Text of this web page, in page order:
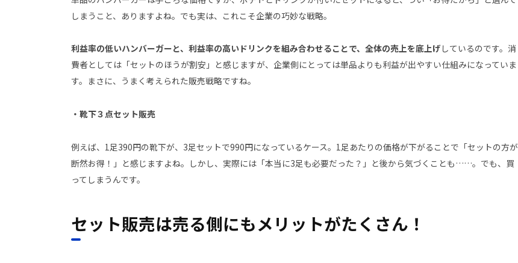
しまうこと、ありますよね。でも実は、これこそ企業の巧妙な戦略。
利益率の低いハンバーガーと、利益率の高いドリンクを組み合わせることで、全体の売上を底上げ しているのです。消
費者としては「セットのほうが割安」と感じますが、企業側にとっては単品よりも利益が出やすい仕組みになっていま
す。まさに、うまく考えられた販売戦略ですね。
・靴下３点セット販売
例えば、1足390円の靴下が、3足セットで990円になっているケース。1足あたりの価格が下がることで「セットの方が
断然お得！」と感じますよね。しかし、実際には「本当に3足も必要だった？」と後から気づくことも……。でも、買
ってしまうんです。
セット販売は売る側にもメリットがたくさん！